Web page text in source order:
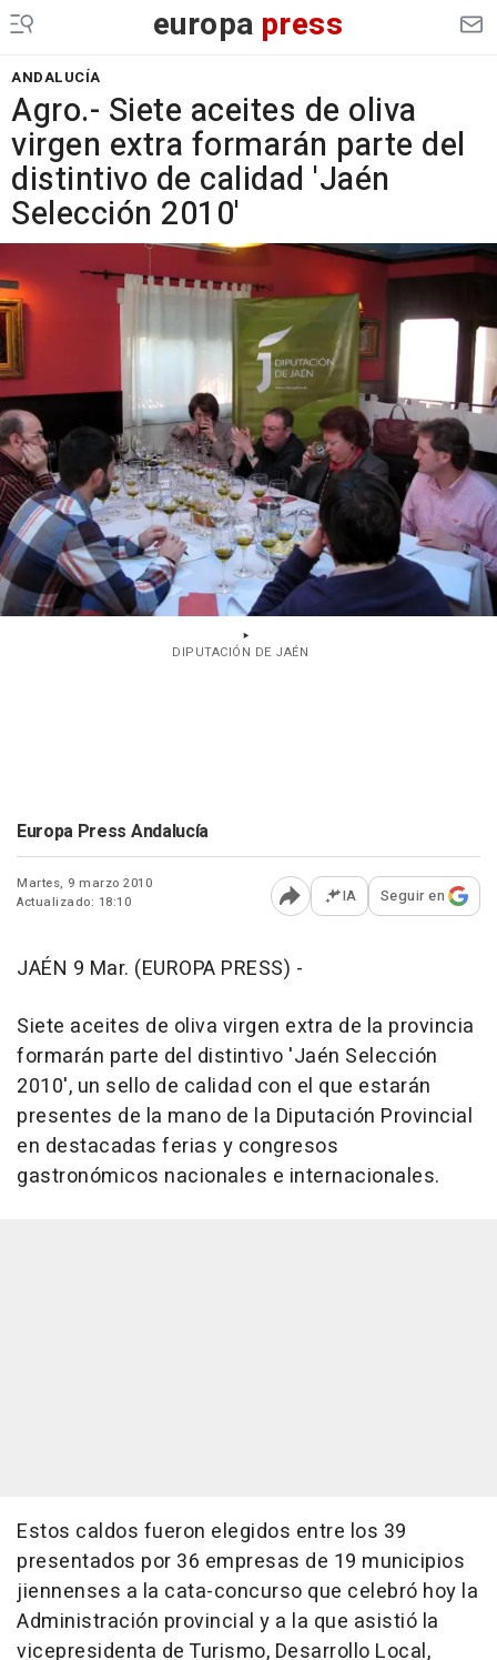
europa press
ANDALUCÍA
Agro.- Siete aceites de oliva
virgen extra formarán parte del
distintivo de calidad 'Jaén
Selección 2010'
DIPUTACIÓN DE JAÉN
Europa Press Andalucía
Martes, 9 marzo 2010
Actualizado: 18:10
Abrir opciones para
IA Seguir en
JAÉN 9 Mar. (EUROPA PRESS) -
Siete aceites de oliva virgen extra de la provincia
formarán parte del distintivo 'Jaén Selección
2010', un sello de calidad con el que estarán
presentes de la mano de la Diputación Provincial
en destacadas ferias y congresos
gastronómicos nacionales e internacionales.
Estos caldos fueron elegidos entre los 39
presentados por 36 empresas de 19 municipios
jiennenses a la cata-concurso que celebró hoy la
Administración provincial y a la que asistió la
vicepresidenta de Turismo, Desarrollo Local,